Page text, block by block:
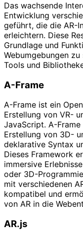
Das wachsende
Entwicklung
geführt, die die AR-
erleichtern. Diese
Grundlage und
Webumgebungen
Tools und
A-Frame
A-Frame ist ein
Erstellung von VR-
JavaScript. A-
Erstellung von 3D-
deklarative Syntax
Dieses Framework
immersive
oder 3D-
mit verschiedenen
kompatibel und
von AR in die
AR.js